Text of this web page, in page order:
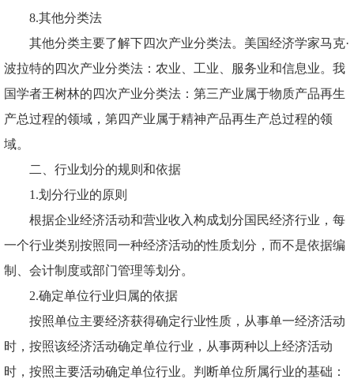
8.其他分类法
其他分类主要了解下四次产业分类法。美国经济学家马克·
波拉特的四次产业分类法：农业、工业、服务业和信息业。我
国学者王树林的四次产业分类法：第三产业属于物质产品再生
产总过程的领域，第四产业属于精神产品再生产总过程的领
域。
二、行业划分的规则和依据
1.划分行业的原则
根据企业经济活动和营业收入构成划分国民经济行业，每
一个行业类别按照同一种经济活动的性质划分，而不是依据编
制、会计制度或部门管理等划分。
2.确定单位行业归属的依据
按照单位主要经济获得确定行业性质，从事单一经济活动
时，按照该经济活动确定单位行业，从事两种以上经济活动
时，按照主要活动确定单位行业。判断单位所属行业的基础：